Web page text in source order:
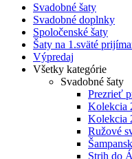
Svadobné šaty
Svadobné doplnky
Spoločenské šaty
Šaty na 1.sväté
Výpredaj
Všetky kategórie
Svadobné šaty
Prezrieť
Kolekcia
Kolekcia
Ružové
Strih do